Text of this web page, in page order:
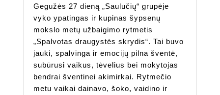
Grupėje
Gegužės 27 dieną „Saulučių“ grupėje
vyko ypatingas ir kupinas šypsenų
mokslo metų užbaigimo rytmetis
„Spalvotas draugystės skrydis“. Tai buvo
jauki, spalvinga ir emocijų pilna šventė,
subūrusi vaikus, tėvelius bei mokytojas
bendrai šventinei akimirkai. Rytmečio
metu vaikai dainavo, šoko, vaidino ir